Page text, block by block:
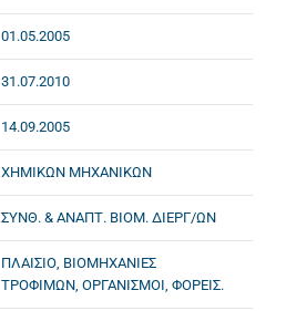
01.05.2005
31.07.2010
14.09.2005
ΧΗΜΙΚΩΝ ΜΗΧΑΝΙΚΩΝ
ΣΥΝΘ. & ΑΝΑΠΤ. ΒΙΟΜ. ΔΙΕΡΓ/ΩΝ
ΠΛΑΙΣΙΟ, ΒΙΟΜΗΧΑΝΙΕΣ
ΤΡΟΦΙΜΩΝ, ΟΡΓΑΝΙΣΜΟΙ, ΦΟΡΕΙΣ.